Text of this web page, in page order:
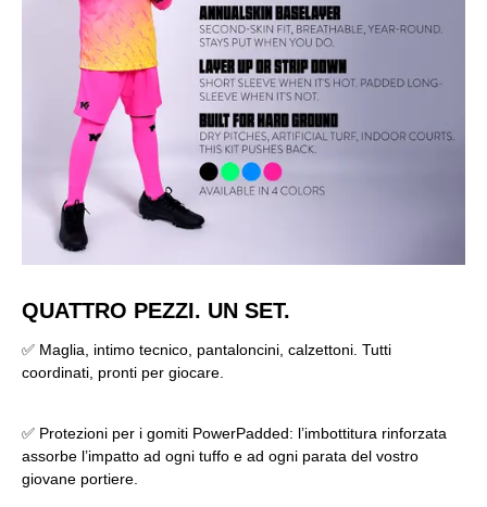
QUATTRO PEZZI. UN SET.
✅ Maglia, intimo tecnico, pantaloncini, calzettoni. Tutti
coordinati, pronti per giocare.
✅ Protezioni per i gomiti PowerPadded: l’imbottitura rinforzata
assorbe l’impatto ad ogni tuffo e ad ogni parata del vostro
giovane portiere.